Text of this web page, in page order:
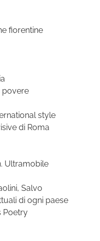
fiorentine
povere
style
di Roma
Ultramobile
Salvo
di ogni paese
Poetry